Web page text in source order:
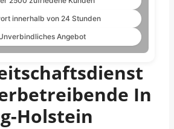
innerhalb von 24 Stunden
Angebot
In
Holstein